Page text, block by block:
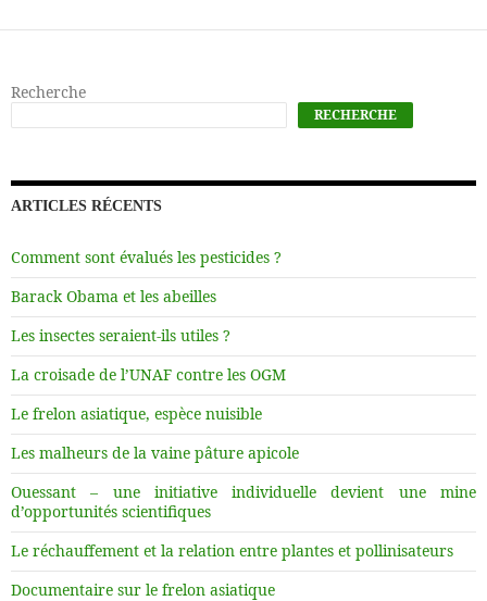
Recherche
RECHERCHE
ARTICLES RÉCENTS
Comment sont évalués les pesticides ?
Barack Obama et les abeilles
Les insectes seraient-ils utiles ?
La croisade de l’UNAF contre les OGM
Le frelon asiatique, espèce nuisible
Les malheurs de la vaine pâture apicole
Ouessant – une initiative individuelle devient une mine
d’opportunités scientifiques
Le réchauffement et la relation entre plantes et pollinisateurs
Documentaire sur le frelon asiatique